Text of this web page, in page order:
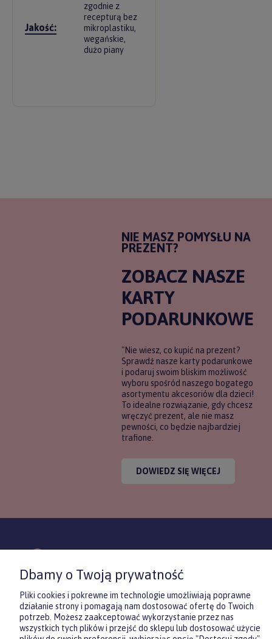
Jakość:
zgodnie z
recepturą bez
mikroplastiku,
wegańskie,
dużo piany
NIE MASZ POMYSŁU NA
PREZENT?
ZOBACZ NASZE
KARTY
PODARUNKOWE
"Nie wiesz, co kupić na prezent?
Sprawdź nasze karty podarunkowe
i podaruj swoim bliskim możliwość
wyboru spośród naszego bogatego
asortymentu akcesoriów dla dzieci!
To idealne rozwiązanie, gdy chcesz
wręczyć prezent, ale nie masz
pewności, co będzie najbardziej
trafione.
DOWIEDZ SIĘ WIĘCEJ
KONTAKT
Sklep internetowy Shoper.pl
Dbamy o Twoją prywatność
Pliki cookies i pokrewne im technologie umożliwiają poprawne
działanie strony i pomagają nam dostosować ofertę do Twoich
potrzeb. Możesz zaakceptować wykorzystanie przez nas
wszystkich tych plików i przejść do sklepu lub dostosować użycie